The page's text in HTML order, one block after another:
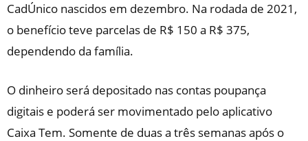
CadÚnico nascidos em dezembro. Na rodada de 2021,
o benefício teve parcelas de R$ 150 a R$ 375,
dependendo da família.
O dinheiro será depositado nas contas poupança
digitais e poderá ser movimentado pelo aplicativo
Caixa Tem. Somente de duas a três semanas após o